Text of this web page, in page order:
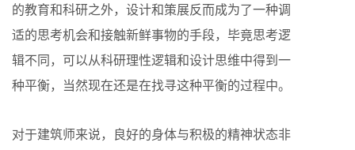
的教育和科研之外，设计和策展反而成为了一种调
适的思考机会和接触新鲜事物的手段，毕竟思考逻
辑不同，可以从科研理性逻辑和设计思维中得到一
种平衡，当然现在还是在找寻这种平衡的过程中。
对于建筑师来说，良好的身体与积极的精神状态非